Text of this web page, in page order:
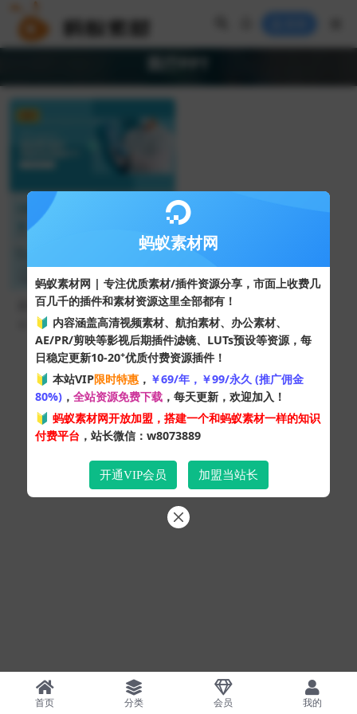
蓝色现代医疗竞聘述职通用PP
T模板
141 10
Copyright © 2024蚂蚁素材网- 版权所有 All rights reserved.
粤ICP备19095528号
XML网站地图HTML网站地图 百度地图
SQL：43
Pages：0.32415s
首页 分类 会员 我的
蚂蚁素材网
蚂蚁素材网 | 专注优质素材/插件资源分享，市面上收费几
百几千的插件和素材资源这里全部都有！
🔰 内容涵盖高清视频素材、航拍素材、办公素材、
AE/PR/剪映等影视后期插件滤镜、LUTs预设等资源，每
日稳定更新10-20+优质付费资源插件！
🔰 本站VIP限时特惠 ， ￥69/年，￥99/永久 (推广佣金
80%) ， 全站资源免费下载 ，每天更新，欢迎加入！
🔰 蚂蚁素材网开放加盟，搭建一个和蚂蚁素材一样的知识
付费平台 ，站长微信：w8073889
开通VIP会员 加盟当站长